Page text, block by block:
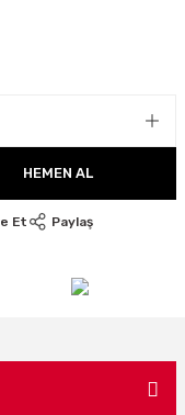
HEMEN AL
Et Paylaş